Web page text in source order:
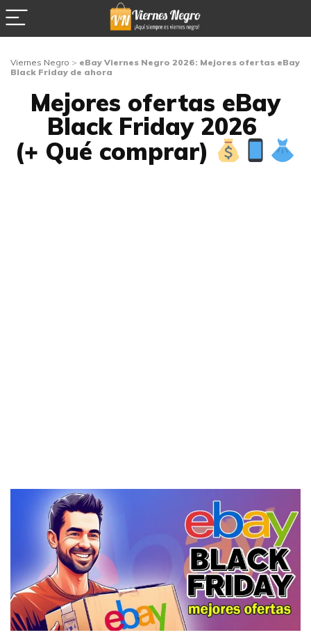
Viernes Negro > eBay Viernes Negro 2026: Mejores ofertas eBay
Black Friday de ahora
Mejores ofertas eBay
Black Friday 2026
(+ Qué comprar)